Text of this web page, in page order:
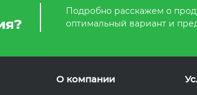
Подробно расскажем о
оптимальный вариант и
О компании